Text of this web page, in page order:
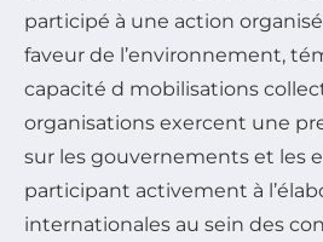
participé à une action
faveur de l’environnement,
capacité d mobilisations
organisations exercent une
sur les gouvernements et les
participant activement à
internationales au sein des